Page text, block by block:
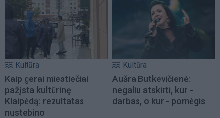
Kultūra
Kaip gerai miestiečiai
pažįsta kultūrinę
Klaipėdą: rezultatas
nustebino
Kultūra
Aušra Butkevičienė:
negaliu atskirti, kur -
darbas, o kur - pomėgis